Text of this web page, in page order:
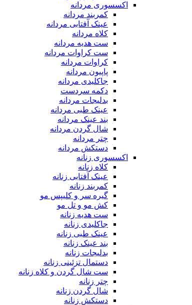
اکسسوری مردانه
کمربند مردانه
عینک آفتابی مردانه
کلاه مردانه
ست هدیه مردانه
ست کراوات مردانه
کراوات مردانه
پاپیون مردانه
جاکلیدی مردانه
دکمه سردست
بدلیجات مردانه
عینک طبی مردانه
بند عینک مردانه
شال گردن مردانه
چتر مردانه
دستکش مردانه
اکسسوری زنانه
کلاه زنانه
عینک آفتابی زنانه
کمربند زنانه
گیره سر و کلیپس مو
کش مو و تل مو
ست هدیه زنانه
جاکلیدی زنانه
عینک طبی زنانه
بند عینک زنانه
بدلیجات زنانه
دستمال تزئینی زنانه
ست شال گردن و کلاه زنانه
چتر زنانه
شال گردن زنانه
دستکش زنانه